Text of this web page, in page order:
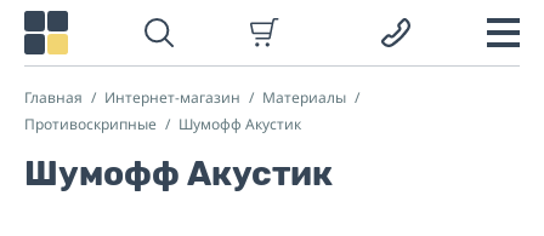
Главная Интернет-магазин
Материалы
Противоскрипные
Шумофф Акустик
Шумофф Акустик